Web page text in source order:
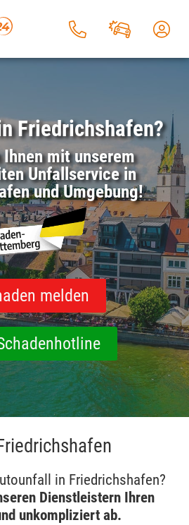
Friedrichshafen?
mit unserem
Unfallservice in
und Umgebung!
melden
in Friedrichshafen?
Dienstleistern Ihren
unkompliziert ab.